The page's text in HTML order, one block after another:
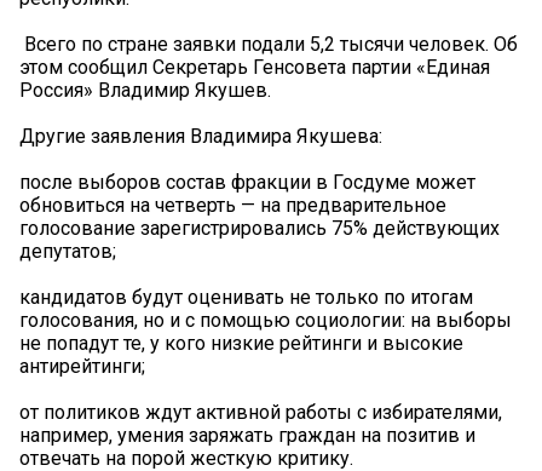
️ Всего по стране заявки подали 5,2 тысячи человек. Об
этом сообщил Секретарь Генсовета партии «Единая
Россия» Владимир Якушев.
Другие заявления Владимира Якушева:
после выборов состав фракции в Госдуме может
обновиться на четверть — на предварительное
голосование зарегистрировались 75% действующих
депутатов;
кандидатов будут оценивать не только по итогам
голосования, но и с помощью социологии: на выборы
не попадут те, у кого низкие рейтинги и высокие
антирейтинги;
от политиков ждут активной работы с избирателями,
например, умения заряжать граждан на позитив и
отвечать на порой жесткую критику.